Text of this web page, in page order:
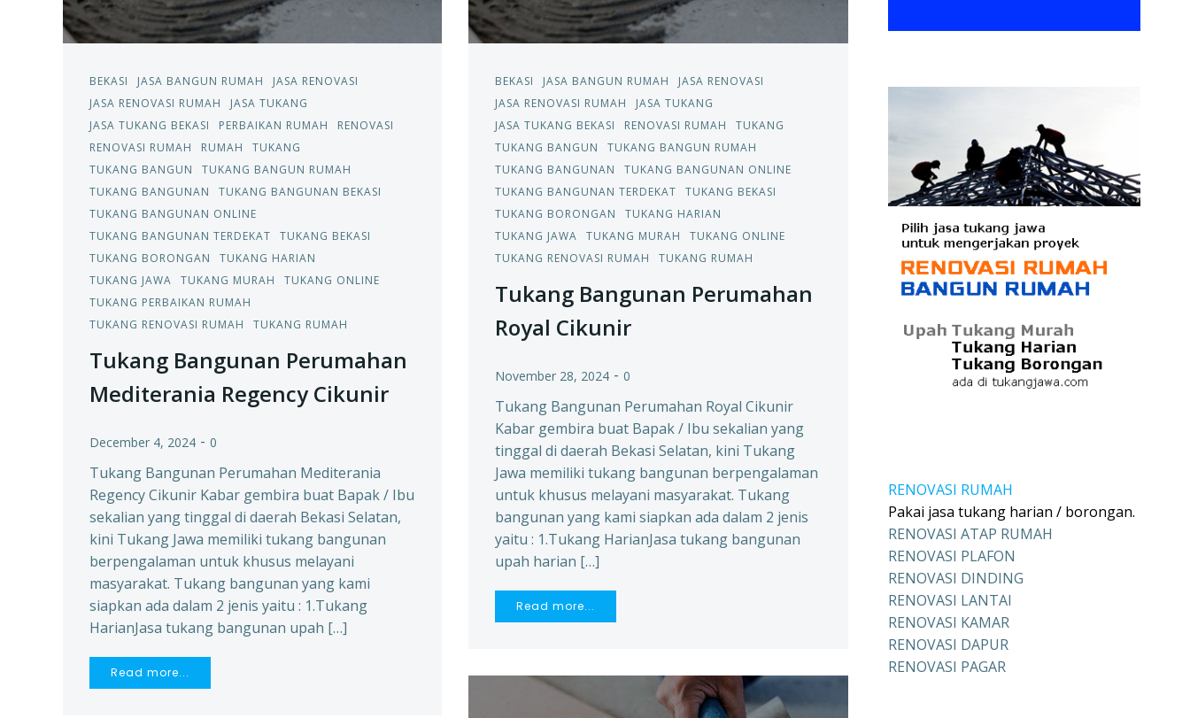
BEKASI JASA BANGUN RUMAH
JASA RENOVASI
JASA RENOVASI RUMAH
JASA TUKANG
JASA TUKANG BEKASI
PERBAIKAN RUMAH
RENOVASI
RENOVASI RUMAH
RUMAH
TUKANG
TUKANG BANGUN
TUKANG BANGUN RUMAH
TUKANG BANGUNAN
TUKANG BANGUNAN BEKASI
TUKANG BANGUNAN ONLINE
TUKANG BANGUNAN TERDEKAT
TUKANG BEKASI
TUKANG BORONGAN
TUKANG HARIAN
TUKANG JAWA
TUKANG MURAH
TUKANG ONLINE
TUKANG PERBAIKAN RUMAH
TUKANG RENOVASI RUMAH
TUKANG RUMAH
Tukang Bangunan Perumahan
Mediterania Regency Cikunir
December 4, 2024 - 0
Tukang Bangunan Perumahan Mediterania
Regency Cikunir Kabar gembira buat Bapak / Ibu
sekalian yang tinggal di daerah Bekasi Selatan,
kini Tukang Jawa memiliki tukang bangunan
berpengalaman untuk khusus melayani
masyarakat. Tukang bangunan yang kami
siapkan ada dalam 2 jenis yaitu : 1.Tukang
HarianJasa tukang bangunan upah […]
Read more...
BEKASI JASA BANGUN RUMAH
JASA RENOVASI
JASA RENOVASI RUMAH
JASA TUKANG
JASA TUKANG BEKASI
RENOVASI RUMAH
TUKANG
TUKANG BANGUN
TUKANG BANGUN RUMAH
TUKANG BANGUNAN
TUKANG BANGUNAN ONLINE
TUKANG BANGUNAN TERDEKAT
TUKANG BEKASI
TUKANG BORONGAN
TUKANG HARIAN
TUKANG JAWA
TUKANG MURAH
TUKANG ONLINE
TUKANG RENOVASI RUMAH
TUKANG RUMAH
Tukang Bangunan Perumahan
Royal Cikunir
November 28, 2024 - 0
Tukang Bangunan Perumahan Royal Cikunir
Kabar gembira buat Bapak / Ibu sekalian yang
tinggal di daerah Bekasi Selatan, kini Tukang
Jawa memiliki tukang bangunan berpengalaman
untuk khusus melayani masyarakat. Tukang
bangunan yang kami siapkan ada dalam 2 jenis
yaitu : 1.Tukang HarianJasa tukang bangunan
upah harian […]
Read more...
RENOVASI RUMAH
Pakai jasa tukang harian / borongan.
RENOVASI ATAP RUMAH
RENOVASI PLAFON
RENOVASI DINDING
RENOVASI LANTAI
RENOVASI KAMAR
RENOVASI DAPUR
RENOVASI PAGAR